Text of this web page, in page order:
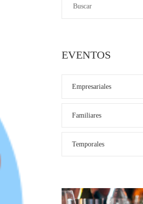
EVENTOS
Empresariales
Familiares
Temporales